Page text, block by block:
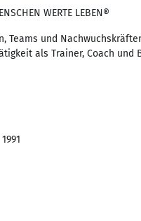
WERTE LEBEN®
Teams und
als Trainer, Coach